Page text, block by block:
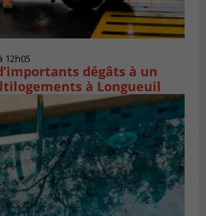
12h05
dégâts à un
à Longueuil